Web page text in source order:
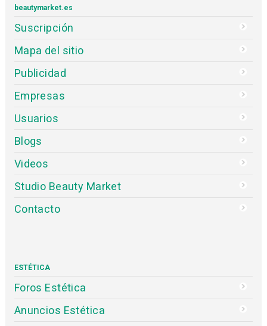
beautymarket.es
Suscripción
Mapa del sitio
Publicidad
Empresas
Usuarios
Blogs
Videos
Studio Beauty Market
Contacto
ESTÉTICA
Foros Estética
Anuncios Estética